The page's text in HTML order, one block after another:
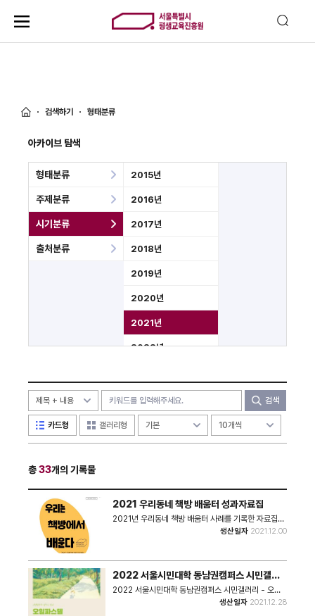
검색하기 형태분류
아카이브 탐색
형태분류
주제분류
시기분류
2015년
2016년
2017년
2018년
2019년
2020년
2021년
2022년
2024년
2025년
2026년
출처분류
검색
카드형 갤러리형
총33개의 기록물
2021 우리동네 책방 배움터 성과자료집
2021년 우리동네 책방 배움터 사례를 기록한 자료집이
생산일자 2021.12.00
2022 서울시민대학 동남권캠퍼스 시민갤러
리 - 오일파스텔 여행 드로잉 안내
2022 서울시민대학 동남권캠퍼스 시민갤러리 - 오일
파스텔 여행드로잉 안내 포스터이다.생산일자 2021.12.28